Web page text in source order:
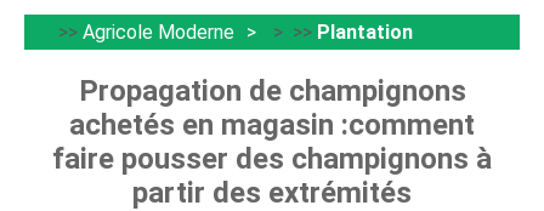
>> Agricole Moderne > >> Plantation
Propagation de champignons
achetés en magasin :comment
faire pousser des champignons à
partir des extrémités